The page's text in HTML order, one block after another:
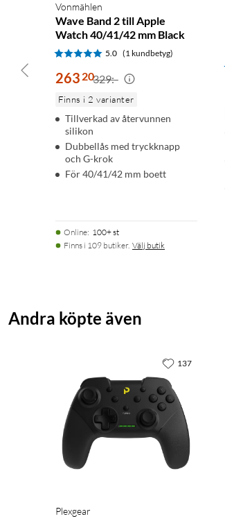
Vonmählen
Wave Band 2 till Apple
Watch 40/41/42 mm Black
5.0 (1 kundbetyg)
263 20329:-
Finns i 2 varianter
Tillverkad av återvunnen
silikon
Dubbellås med tryckknapp
och G-krok
För 40/41/42 mm boett
Online: 100+ st
Finns i 109 butiker. Välj butik
Andra köpte även
Plexgear
137